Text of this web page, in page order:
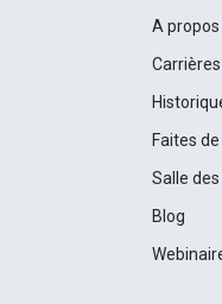
A propos
Carrières
Faites
Salle
Blog